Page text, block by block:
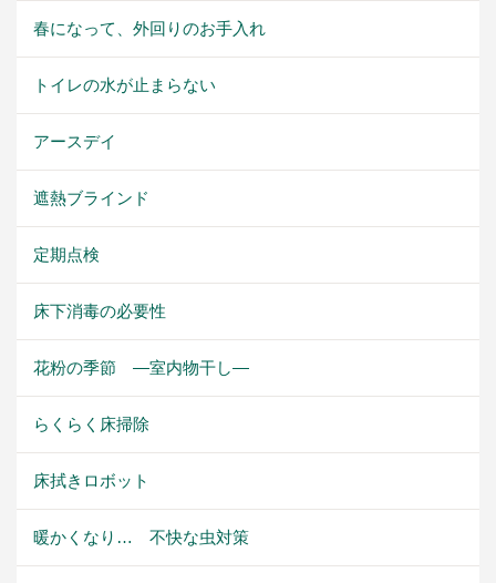
春になって、外回りのお手入れ
トイレの水が止まらない
アースデイ
遮熱ブラインド
定期点検
床下消毒の必要性
花粉の季節 ―室内物干し―
らくらく床掃除
床拭きロボット
暖かくなり… 不快な虫対策